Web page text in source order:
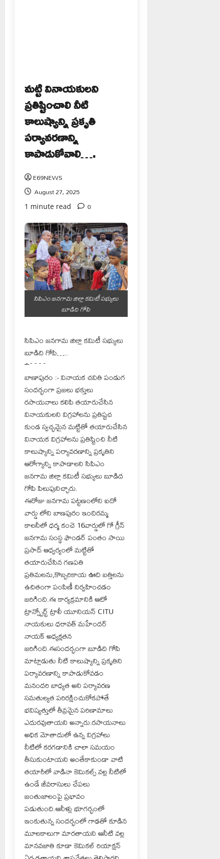
మట్టి వినాయకులని
ప్రతిష్టించాలి నీటి
కాలుష్యాన్ని ప్రకృతి
పర్యావరణాన్ని
కాపాడుకోవాలి….
E69NEWS
August 27, 2025
1 minute read 0
సిపిఎం జనగామ జిల్లా కమిటీ సభ్యులు
బూడిది గోపి
సిపిఎం జనగామ జిల్లా కమిటీ సభ్యులు
బూడిది గోపి…..
~~~~~
బాణాపురం :- వినాయక చవితి పండుగ
సందర్భంగా ప్రజలు భక్తులు
రసాయనాలు కలిపి తయారుచేసిన
వినాయకులని విగ్రహాలను ప్రతిష్టచ
కుండ స్వచ్ఛమైన మట్టితో తయారుచేసిన
వినాయక విగ్రహాలను ప్రతిష్టించి నీటి
కాలుష్యాన్ని పర్యావరణాన్ని ప్రకృతిని
ఆరోగ్యాన్ని కాపాడాలని సిపిఎం
జనగామ జిల్లా కమిటీ సభ్యులు బూడిద
గోపి పిలుపునిచ్చారు.
ఈరోజు జనగామ పట్టణంలోని ఐదో
వార్డు లోని బాణపురం ఇందిరమ్మ
కాలనీలో ధర్మ కంచె 16వార్డులో గో గ్రీన్
జనగామ సంస్థ ఫౌండర్ పంతం సాయి
ప్రసాద్ ఆధ్వర్యంలో మట్టితో
తయారుచేసిన గణపతి
ప్రతిమలను,కొబ్బరికాయ ఊది బత్తిలను
ఉచితంగా పంపిణీ నిర్వహించడం
జరిగింది.ఈ కార్యక్రమానికి ఆటో
ట్రాన్స్పోర్ట్ ట్రాలీ యూనియన్ CITU
నాయకులు ధరావత్ మహేందర్
నాయక్ అధ్యక్షతన
జరిగింది.ఈసందర్భంగా బూడిది గోపి
మాట్లాడుతు నీటి కాలుష్యాన్ని ప్రకృతిని
పర్యావరణాన్ని కాపాడుకోవడం
మనందరి బాధ్యత అని పర్యావరణ
సమతుల్యత పరిరక్షించుకోకపోతే
భవిష్యత్తులో తీవ్రమైన పరిణామాలు
ఎదురవుతాయని అన్నారు.రసాయనాలు
అధిక మోతాదులో ఉన్న విగ్రహాలు
నీటిలో కరగడానికి చాలా సమయం
తీసుకుంటాయని అంతేకాకుండా వాటి
తయారీలో వాడినా కెమికల్స్ వల్ల నీటిలో
ఉండే జీవరాసులు చేపలు
జంతుజాలంపై ప్రభావం
పడుతుంది.ఆనీళ్లు భూగర్భంలో
ఇంకుతున్న సందర్భంలో గాఢతో కూడిన
మూలకాలుగా మారతాయని ఆనీటి వల్ల
మానవజాతి కూడా కెమికల్ రియాక్షన్